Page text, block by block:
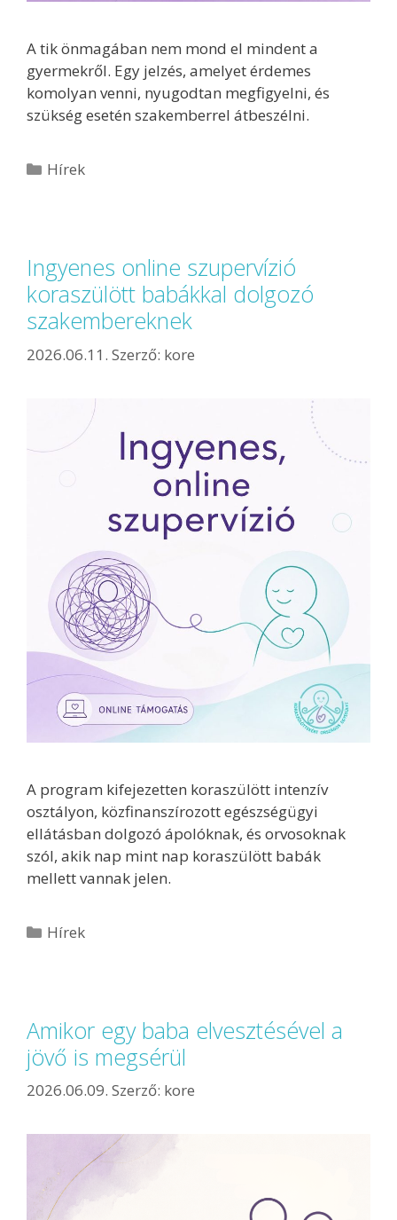
A tik önmagában nem mond el mindent a
gyermekről. Egy jelzés, amelyet érdemes
komolyan venni, nyugodtan megfigyelni, és
szükség esetén szakemberrel átbeszélni.
Hírek
Ingyenes online szupervízió
koraszülött babákkal dolgozó
szakembereknek
2026.06.11. Szerző: kore
A program kifejezetten koraszülött intenzív
osztályon, közfinanszírozott egészségügyi
ellátásban dolgozó ápolóknak, és orvosoknak
szól, akik nap mint nap koraszülött babák
mellett vannak jelen.
Hírek
Amikor egy baba elvesztésével a
jövő is megsérül
2026.06.09. Szerző: kore